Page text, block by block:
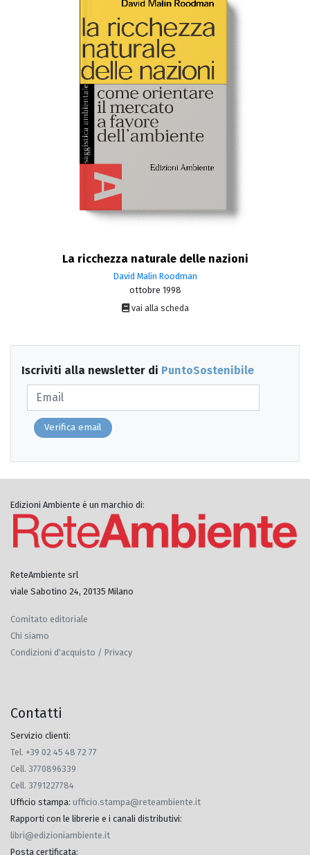
La ricchezza naturale delle nazioni
David Malin Roodman
ottobre 1998
vai alla scheda
Iscriviti alla newsletter di PuntoSostenibile
Verifica email
Edizioni Ambiente è un marchio di:
ReteAmbiente srl
viale Sabotino 24, 20135 Milano
Comitato editoriale
Chi siamo
Condizioni d'acquisto / Privacy
Contatti
Servizio clienti:
Tel. +39 02 45 48 72 77
Cell. 3770896339
Cell. 3791227784
Ufficio stampa: ufficio.stampa@reteambiente.it
Rapporti con le librerie e i canali distributivi:
libri@edizioniambiente.it
Posta certificata: